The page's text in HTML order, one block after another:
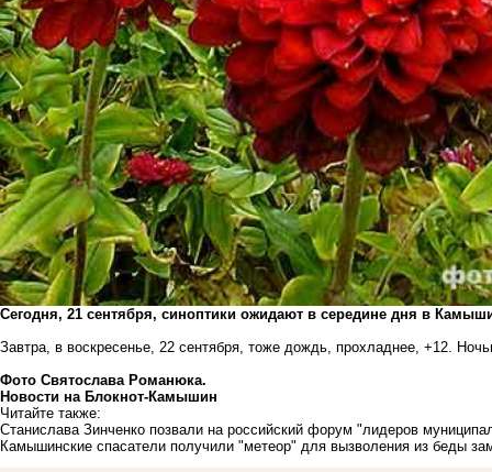
Сегодня, 21 сентября, синоптики ожидают в середине дня в
Завтра, в воскресенье, 22 сентября, тоже дождь, прохладнее, +12.
Фото Святослава Романюка.
Новости на Блoкнoт-Камышин
Читайте также:
Станислава Зинченко позвали на российский форум "лидеров
Камышинские спасатели получили "метеор" для вызволения из беды